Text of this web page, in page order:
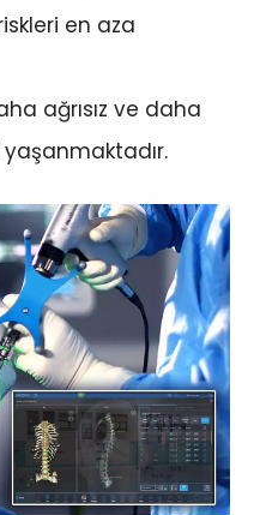
en aza
ağrısız ve daha
yaşanmaktadır.